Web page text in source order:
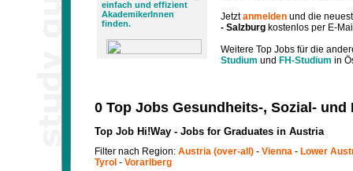
einfach und effizient
AkademikerInnen
finden.
Jetztanmelden und die
- Salzburg kostenlos per E-
Weitere Top Jobs für die
Studium und FH-Studium in
0 Top Jobs Gesundheits-, Sozial-
Top Job Hi!Way - Jobs for Graduates in Austria
Filter nach Region: Austria (over-all) - Vienna - Lower
Tyrol - Vorarlberg